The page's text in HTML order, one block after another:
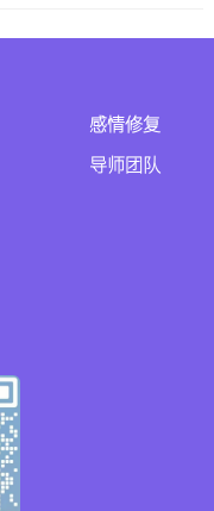
感情修复
导师团队